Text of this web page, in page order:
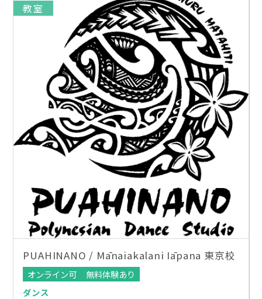
教室
PUAHINANO / Mānaiakalani Iāpana 東京校
オンライン可
無料体験あり
ダンス